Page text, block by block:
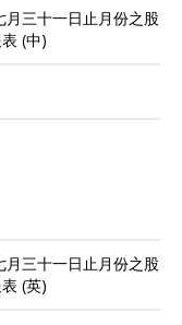
月三十一日止月份之股
(中)
月三十一日止月份之股
(英)